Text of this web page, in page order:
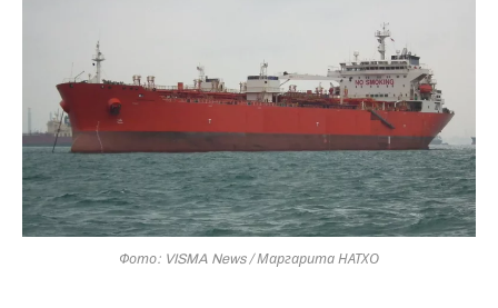
Фото: VISMA News / Маргарита НАТХО